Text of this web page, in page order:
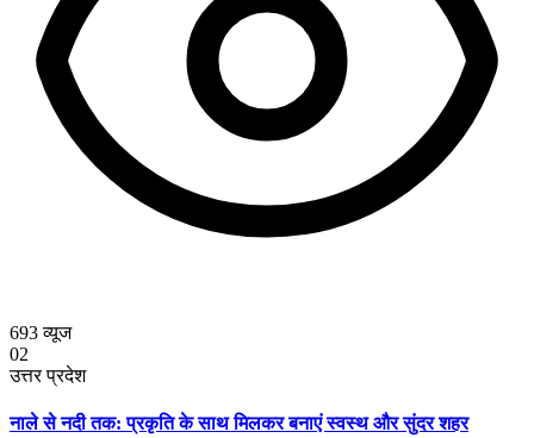
693व्यूज
02
उत्तर प्रदेश
नाले से नदी तक: प्रकृति के साथ मिलकर बनाएं स्वस्थ और सुंदर शहर